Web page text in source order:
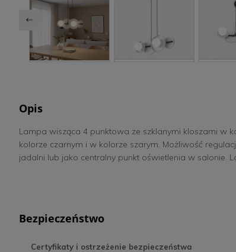
Opis
Lampa wisząca 4 punktowa ze szklanymi kloszami w
kolorze czarnym i w kolorze szarym. Możliwość
jadalni lub jako centralny punkt oświetlenia w salonie.
Bezpieczeństwo
Certyfikaty i ostrzeżenie bezpieczeństwa